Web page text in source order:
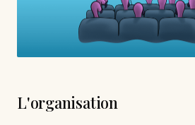
L'organisation